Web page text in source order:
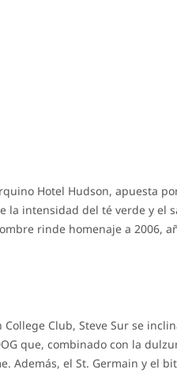
Hotel Hudson, apuesta
la intensidad del té verde y el
rinde homenaje a 2006,
Club, Steve Sur se
que, combinado con la
Además, el St. Germain y el